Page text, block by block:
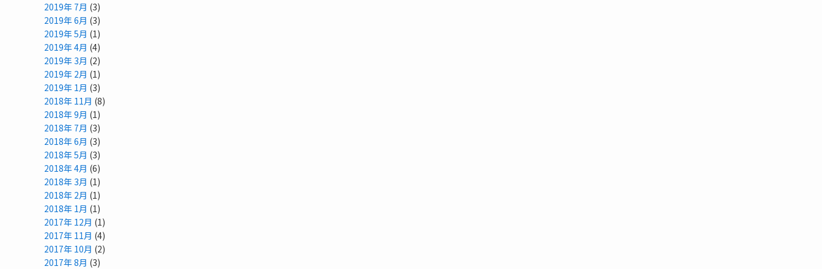
2019年 7月 (3)
2019年 6月 (3)
2019年 5月 (1)
2019年 4月 (4)
2019年 3月 (2)
2019年 2月 (1)
2019年 1月 (3)
2018年 11月 (8)
2018年 9月 (1)
2018年 7月 (3)
2018年 6月 (3)
2018年 5月 (3)
2018年 4月 (6)
2018年 3月 (1)
2018年 2月 (1)
2018年 1月 (1)
2017年 12月 (1)
2017年 11月 (4)
2017年 10月 (2)
2017年 8月 (3)